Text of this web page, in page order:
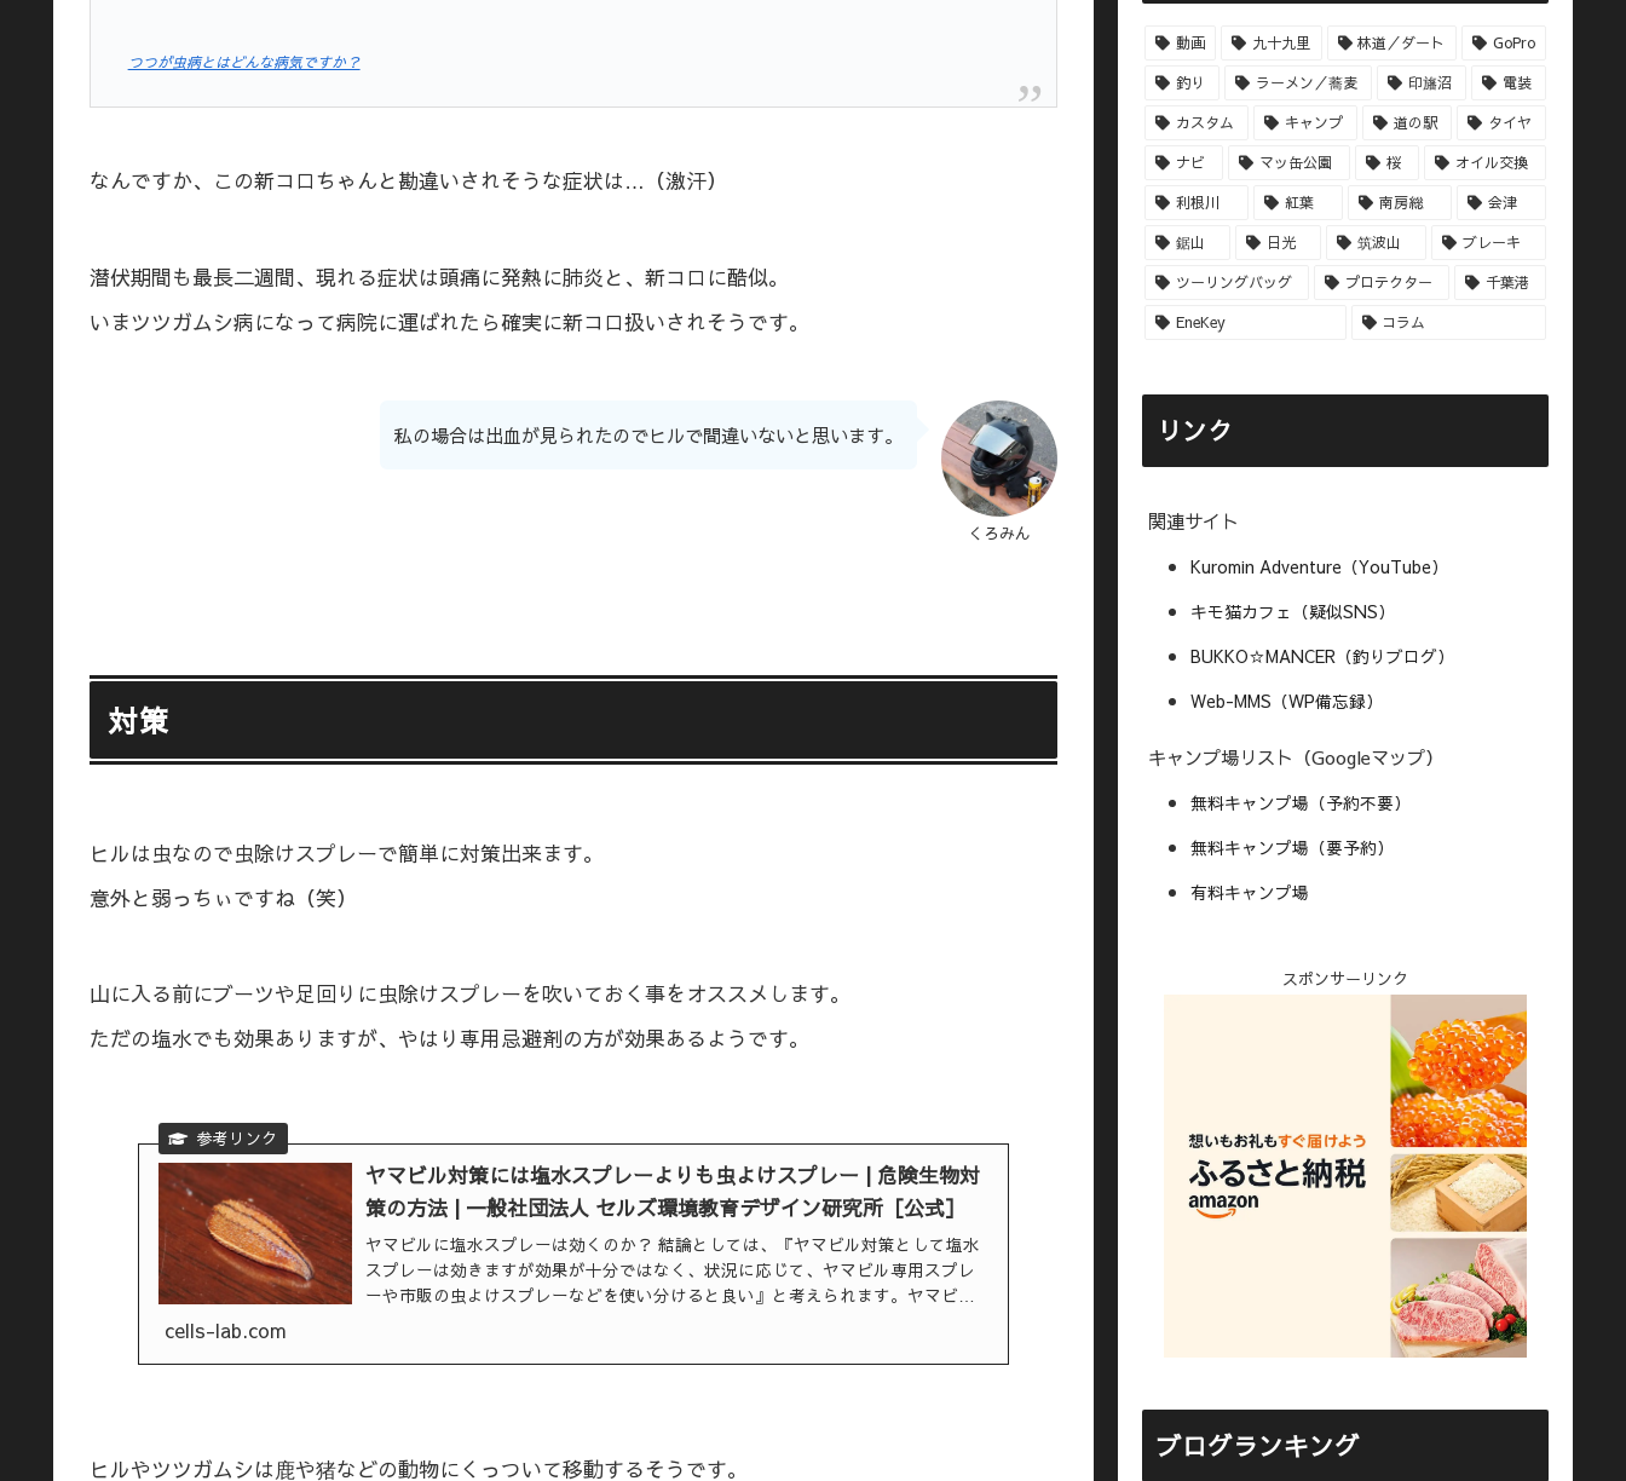
つつが虫病とはどんな病気ですか？
なんですか、この新コロちゃんと勘違いされそうな症状は…（激汗）
潜伏期間も最長二週間、現れる症状は頭痛に発熱に肺炎と、新コロに酷似。
いまツツガムシ病になって病院に運ばれたら確実に新コロ扱いされそうです。
くろみん
私の場合は出血が見られたのでヒルで間違いないと思います。
対策
ヒルは虫なので虫除けスプレーで簡単に対策出来ます。
意外と弱っちぃですね（笑）
山に入る前にブーツや足回りに虫除けスプレーを吹いておく事をオススメします。
ただの塩水でも効果ありますが、やはり専用忌避剤の方が効果あるようです。
ヤマビル対策には塩水スプレーよりも虫よけスプレー | 危険生物対
策の方法 | 一般社団法人 セルズ環境教育デザイン研究所［公式］
ヤマビルに塩水スプレーは効くのか？ 結論としては、『ヤマビル対策として塩水
スプレーは効きますが効果が十分ではなく、状況に応じて、ヤマビル専用スプレ
ーや市販の虫よけスプレーなどを使い分けると良い』と考えられます。ヤマビル
cells-lab.com
ヒルやツツガムシは鹿や猪などの動物にくっついて移動するそうです。
動画 九十九里 林道／ダート GoPro
釣り ラーメン／蕎麦 印旛沼 電装
カスタム キャンプ 道の駅 タイヤ
ナビ マッ缶公園 桜 オイル交換
利根川 紅葉 南房総 会津
鋸山 日光 筑波山 ブレーキ
ツーリングバッグ プロテクター 千葉港
EneKey コラム
リンク
関連サイト
Kuromin Adventure（YouTube）
キモ猫カフェ（疑似SNS）
BUKKO☆MANCER（釣りブログ）
Web-MMS（WP備忘録）
キャンプ場リスト（Googleマップ）
無料キャンプ場（予約不要）
無料キャンプ場（要予約）
有料キャンプ場
スポンサーリンク
ブログランキング